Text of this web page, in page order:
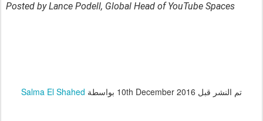
Posted by Lance Podell, Global Head of YouTube Spaces
تم النشر قبل 10th December 2016 بواسطة Salma El Shahed